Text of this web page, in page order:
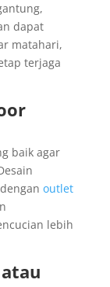
dapat
matahari,
terjaga
baik agar
outlet
lebih